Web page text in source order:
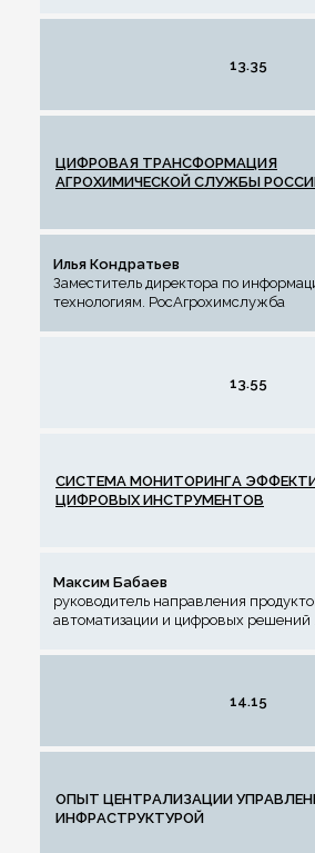
13.35
ЦИФРОВАЯ ТРАНСФОРМАЦИЯ
АГРОХИМИЧЕСКОЙ СЛУЖБЫ
Илья Кондратьев
Заместитель директора по
технологиям. РосАгрохимслужба
13.55
СИСТЕМА МОНИТОРИНГА
ЦИФРОВЫХ ИНСТРУМЕНТОВ
Максим Бабаев
руководитель направления
автоматизации и цифровых решений
14.15
ОПЫТ ЦЕНТРАЛИЗАЦИИ
ИНФРАСТРУКТУРОЙ